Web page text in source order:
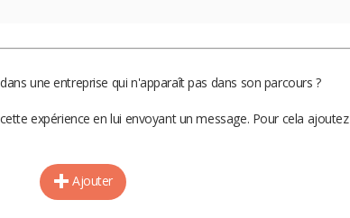
une entreprise qui n'apparaît pas dans son parcours ?
expérience en lui envoyant un message. Pour cela ajoutez
Ajouter